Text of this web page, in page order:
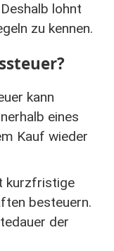
lohnt
zu kennen.
kann
eines
Kauf wieder
kurzfristige
besteuern.
der